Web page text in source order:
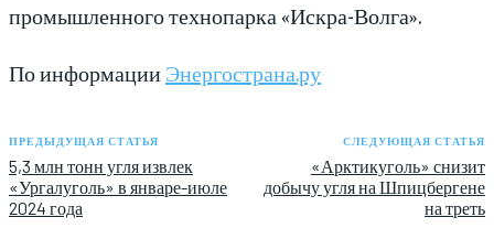
промышленного технопарка «Искра-Волга».
По информации Энергострана.ру
ПРЕДЫДУЩАЯ СТАТЬЯ
5,3 млн тонн угля извлек
«Ургалуголь» в январе-июле
2024 года
СЛЕДУЮЩАЯ СТАТЬЯ
«Арктикуголь» снизит
добычу угля на Шпицбергене
на треть